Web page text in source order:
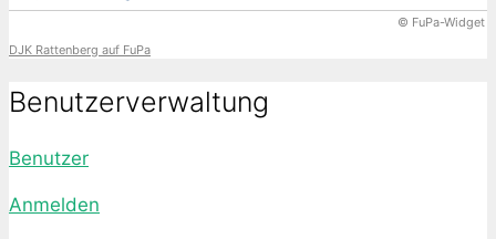
© FuPa-Widget
DJK Rattenberg auf FuPa
Benutzerverwaltung
Benutzer
Anmelden